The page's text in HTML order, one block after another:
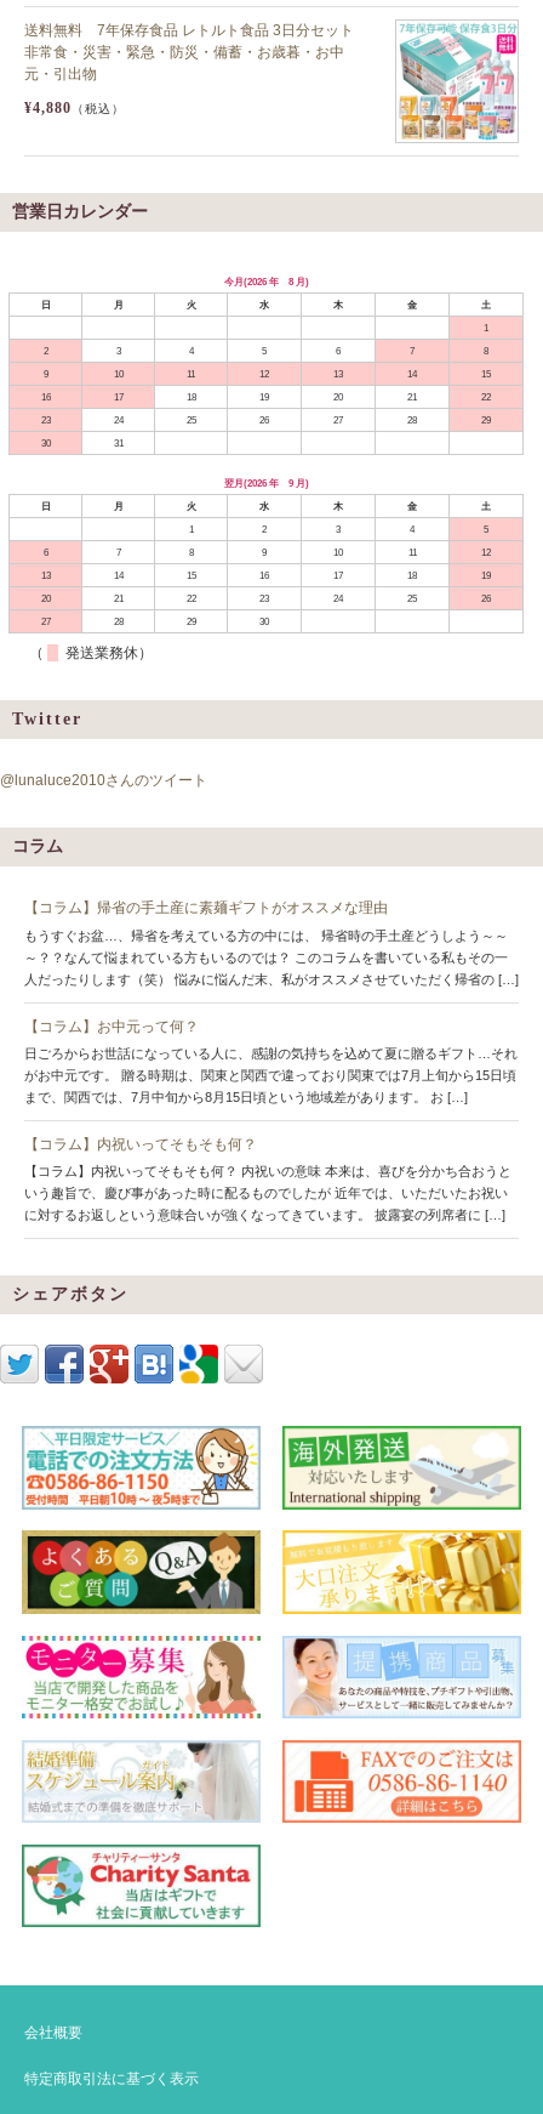
送料無料 7年保存食品 レトルト食品 3日分セット
非常食・災害・緊急・防災・備蓄・お歳暮・お中
元・引出物
¥4,880 （税込）
営業日カレンダー
今月(2026 年 8 月)
日
月 火 水 木 金
土
1
2
3 4 5 6 7
8
9
10 11 12 13 14
15
16
17 18 19 20 21
22
23
24 25 26 27 28
29
30
31
翌月(2026 年 9 月)
日
月 火 水 木 金
土
1
2 3 4
5
6
7 8 9 10 11
12
13
14 15 16 17 18
19
20
21 22 23 24 25
26
27
28 29 30
（ 発送業務休）
Twitter
@lunaluce2010さんのツイート
コラム
【コラム】帰省の手土産に素麺ギフトがオススメな理由
もうすぐお盆…、帰省を考えている方の中には、 帰省時の手土産どうしよう～～
～？？なんて悩まれている方もいるのでは？ このコラムを書いている私もその一
人だったりします（笑） 悩みに悩んだ末、私がオススメさせていただく帰省の […]
【コラム】お中元って何？
日ごろからお世話になっている人に、感謝の気持ちを込めて夏に贈るギフト…それ
がお中元です。 贈る時期は、関東と関西で違っており関東では7月上旬から15日頃
まで、関西では、7月中旬から8月15日頃という地域差があります。 お […]
【コラム】内祝いってそもそも何？
【コラム】内祝いってそもそも何？ 内祝いの意味 本来は、喜びを分かち合おうと
いう趣旨で、慶び事があった時に配るものでしたが 近年では、いただいたお祝い
に対するお返しという意味合いが強くなってきています。 披露宴の列席者に […]
シェアボタン
会社概要
特定商取引法に基づく表示